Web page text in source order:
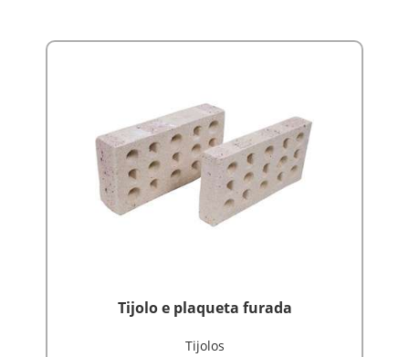
Tijolo e plaqueta furada
Tijolos